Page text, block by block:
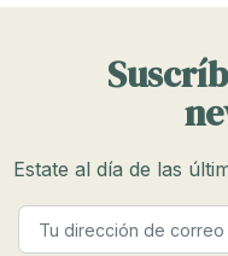
Estate al día de las